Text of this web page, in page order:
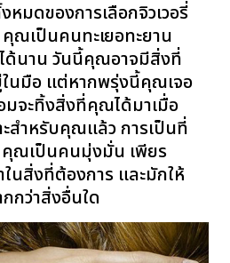
มดของการเลือกจิวเวอรี่
ณเป็นคนทะเยอทะยาน
ได้นาน วันนี้คุณอาจมีสิ่งที่
นมือ แต่หากพรุ่งนี้คุณเจอ
จะทิ้งสิ่งที่คุณได้มาเมื่อ
ะสำหรับคุณแล้ว การเป็นที่
ณเป็นคนมุ่งมั่น เพียร
นสิ่งที่ต้องการ และมักให้
กว่าสิ่งอื่นใด